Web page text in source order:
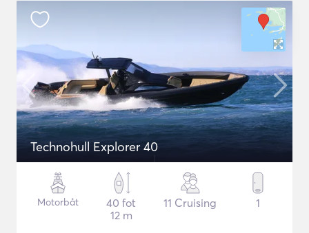
Technohull Explorer 40
Motorbåt
40 fot
12 m
11 Cruising 1